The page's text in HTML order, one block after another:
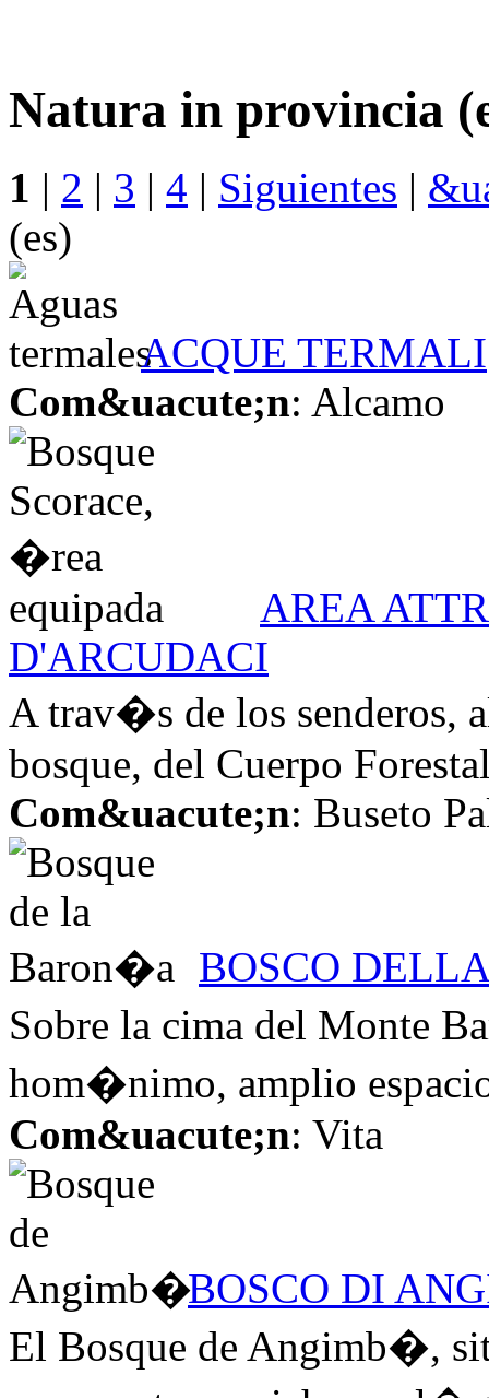
Natura in provincia
1 | 2 | 3 | 4 | Siguientes |
(es)
ACQUE TERMALI
Com&uacute;n: Alcamo
AREA
D'ARCUDACI
A trav�s de los senderos,
bosque, del Cuerpo
Com&uacute;n: Buseto
BOSCO
Sobre la cima del Monte
hom�nimo, amplio
Com&uacute;n: Vita
BOSCO DI
El Bosque de Angimb�,